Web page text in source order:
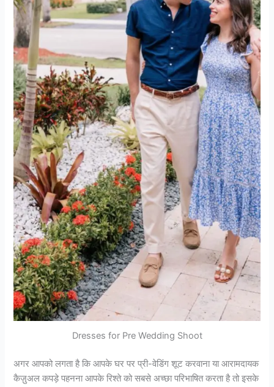
Dresses for Pre Wedding Shoot
अगर आपको लगता है कि आपके घर पर प्री-वेडिंग शूट करवाना या आरामदायक
कैज़ुअल कपड़े पहनना आपके रिश्ते को सबसे अच्छा परिभाषित करता है तो इसके